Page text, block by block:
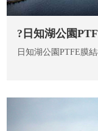
?日知湖公園
日知湖公園PTFE膜